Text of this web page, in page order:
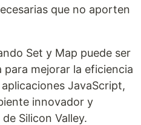
que no aporten
Set y Map puede ser
mejorar la eficiencia
JavaScript,
innovador y
Silicon Valley.